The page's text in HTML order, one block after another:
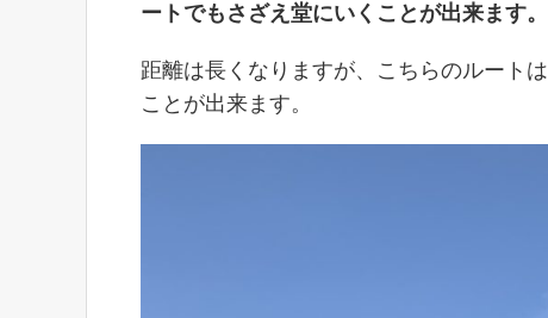
ートでもさざえ堂にいくことが出来ます。
距離は長くなりますが、こちらのルートは
ことが出来ます。